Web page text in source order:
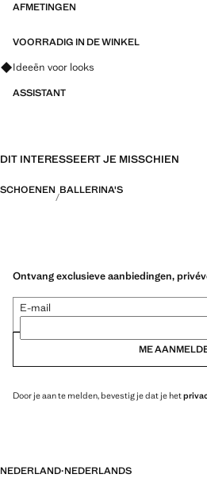
AFMETINGEN
VOORRADIG IN DE WINKEL
Vraag om outfitideeën, kledingstukken en
Ideeën voor looks
ASSISTANT
DIT INTERESSEERT JE MISSCHIEN
SCHOENEN BALLERINA'S
Ontvang exclusieve aanbiedingen,
E-mail
ME
Door je aan te melden, bevestig je dat je het
NEDERLAND·NEDERLANDS